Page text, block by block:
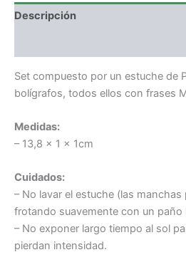
Descripción
Set compuesto por un estuche de
bolígrafos, todos ellos con frases
Medidas:
– 13,8 x 1 x 1cm
Cuidados:
– No lavar el estuche (las manchas
frotando suavemente con un paño
– No exponer largo tiempo al sol
pierdan intensidad.